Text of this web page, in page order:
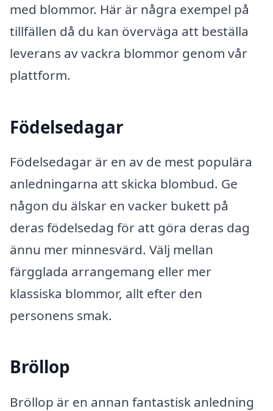
med blommor. Här är några exempel på
tillfällen då du kan överväga att beställa
leverans av vackra blommor genom vår
plattform.
Födelsedagar
Födelsedagar är en av de mest populära
anledningarna att skicka blombud. Ge
någon du älskar en vacker bukett på
deras födelsedag för att göra deras dag
ännu mer minnesvärd. Välj mellan
färgglada arrangemang eller mer
klassiska blommor, allt efter den
personens smak.
Bröllop
Bröllop är en annan fantastisk anledning